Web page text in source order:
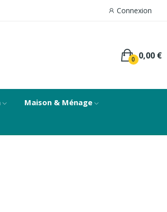
Connexion
0,00 €
0
Maison & Ménage